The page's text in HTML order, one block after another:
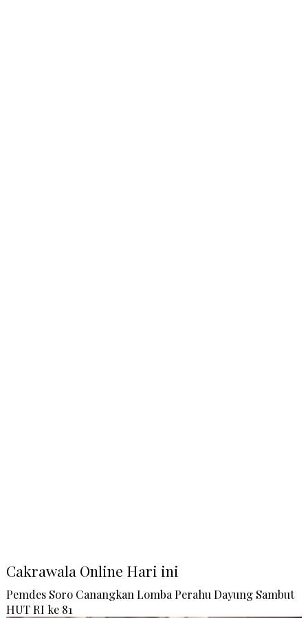
Cakrawala Online Hari ini
Pemdes Soro Canangkan Lomba Perahu Dayung Sambut
HUT RI ke 81